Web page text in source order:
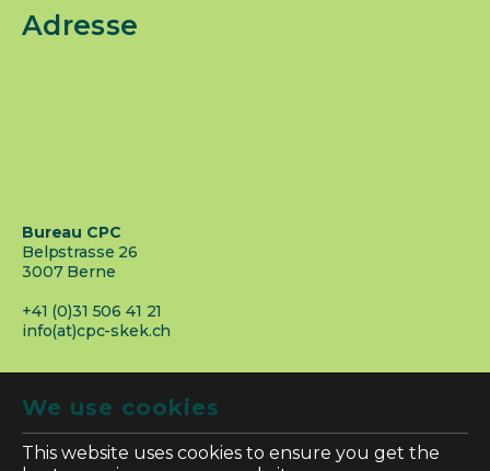
We use cookies
This website uses cookies to ensure you get the
Adresse
Bureau CPC
Belpstrasse 26
3007 Berne
+41 (0)31 506 41 21
info(at)cpc-skek.ch